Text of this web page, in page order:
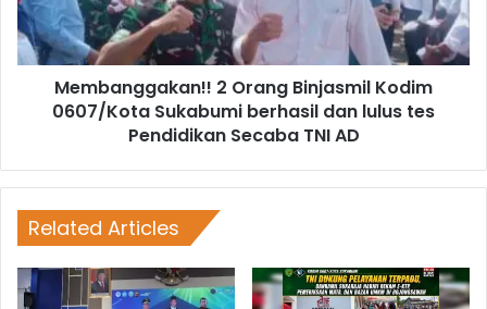
Membanggakan!! 2 Orang Binjasmil Kodim
0607/Kota Sukabumi berhasil dan lulus tes
Pendidikan Secaba TNI AD
Related Articles